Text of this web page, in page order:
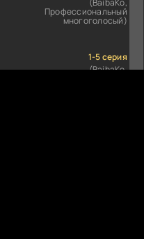
(BaibaKo,
Профессиональный
многоголосый)
1-5 серия
(BaibaKo,